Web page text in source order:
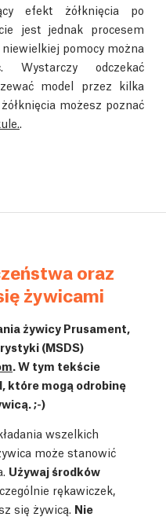
efekt żółknięcia po
jest jednak procesem
pomocy można
Wystarczy odczekać
model przez kilka
możesz poznać
oraz
żywicami
żywicy Prusament,
(MSDS)
. W tym tekście
które mogą odrobinę
;-)
wszelkich
może stanowić
Używaj środków
rękawiczek,
się żywicą. Nie